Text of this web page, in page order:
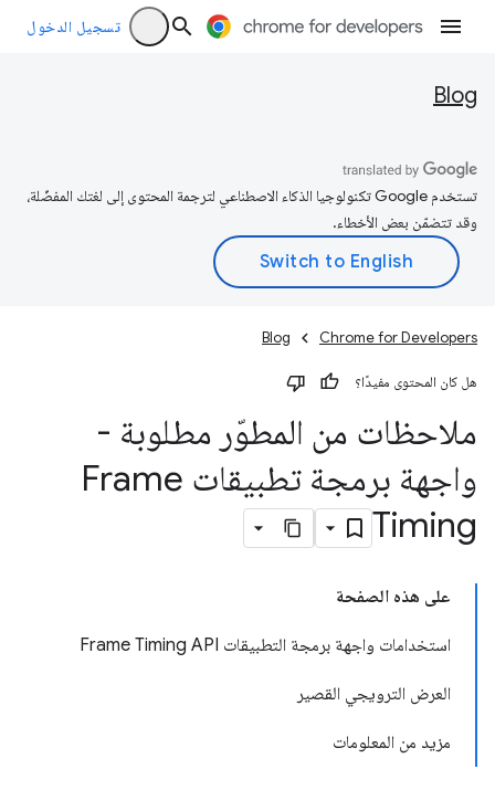
تسجيل الدخول
Blog
تستخدم Google تكنولوجيا الذكاء الاصطناعي لترجمة المحتوى إلى لغتك المفضّلة،
وقد تتضمّن بعض الأخطاء.
Chrome for Developers
Blog
هل كان المحتوى مفيدًا؟
ملاحظات من المطوّر مطلوبة -
واجهة برمجة تطبيقات Frame
Timing
على هذه الصفحة
استخدامات واجهة برمجة التطبيقات Frame Timing API
العرض الترويجي القصير
مزيد من المعلومات